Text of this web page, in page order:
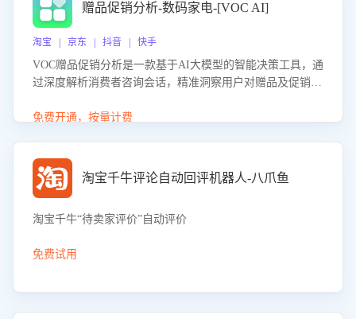
赠品促销分析-数码家电-[VOC AI]
淘宝 | 京东 | 抖音 | 快手
VOC赠品促销分析是一款基于AI大模型的智能决策工具，通
过深度解析消费者咨询会话，精准洞察用户对赠品及促销政
销诉求，帮助企业制定个性化赠品组合策略，优化资源投放
免费开通，按量计费
淘宝千牛评论自动回评机器人-八爪鱼
淘宝千牛“待卖家评价”自动评价
免费试用